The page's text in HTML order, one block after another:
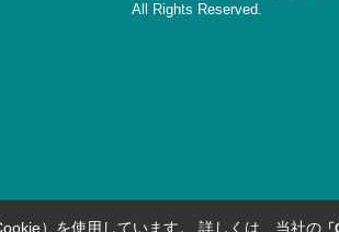
All Rights Reserved.
）を使用しています。 詳しくは、当社の「